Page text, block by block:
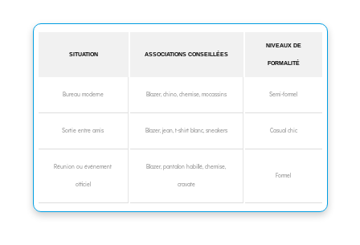
SITUATION ASSOCIATIONS CONSEILLÉES
NIVEAUX DE
FORMALITÉ
Bureau moderne Blazer, chino, chemise, mocassins Semi-formel
Sortie entre amis Blazer, jean, t-shirt blanc, sneakers Casual chic
Réunion ou événement
officiel
Blazer, pantalon habillé, chemise,
cravate
Formel